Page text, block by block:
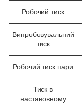
Робочий тиск
Випробовувальний
тиск
Робочий тиск пари
Тиск в
настановному